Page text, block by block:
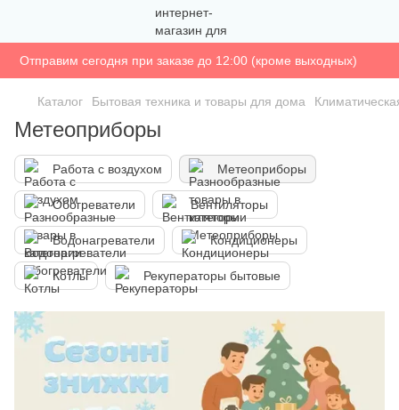
Отправим сегодня при заказе до 12:00 (кроме выходных)
Каталог Бытовая техника и товары для дома
Метеоприборы
Работа с воздухом Метеоприборы
Обогреватели Вентиляторы
Водонагреватели Кондиционеры
Котлы Рекуператоры бытовые